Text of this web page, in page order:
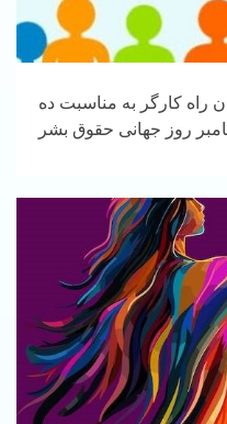
راه کارگر به مناسبت ده
روز جهانی حقوق بشر